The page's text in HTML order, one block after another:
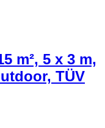
m², 5 x 3 m,
TÜV